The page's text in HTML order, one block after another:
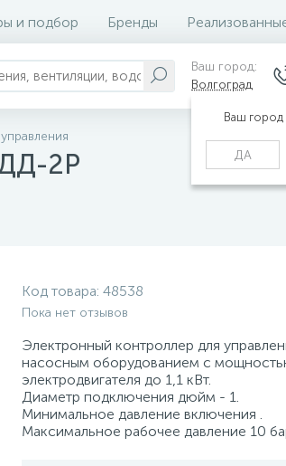
и подбор Бренды
Ваш город:
Волгоград
Ваш город
ДА
2Р
Код товара: 48538
Пока нет отзывов
Электронный контроллер для
насосным оборудованием с
электродвигателя до 1,1 кВт.
Диаметр подключения дюйм - 1.
Минимальное давление включения .
Максимальное рабочее давление 10